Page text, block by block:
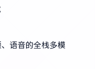
语音的全栈多模